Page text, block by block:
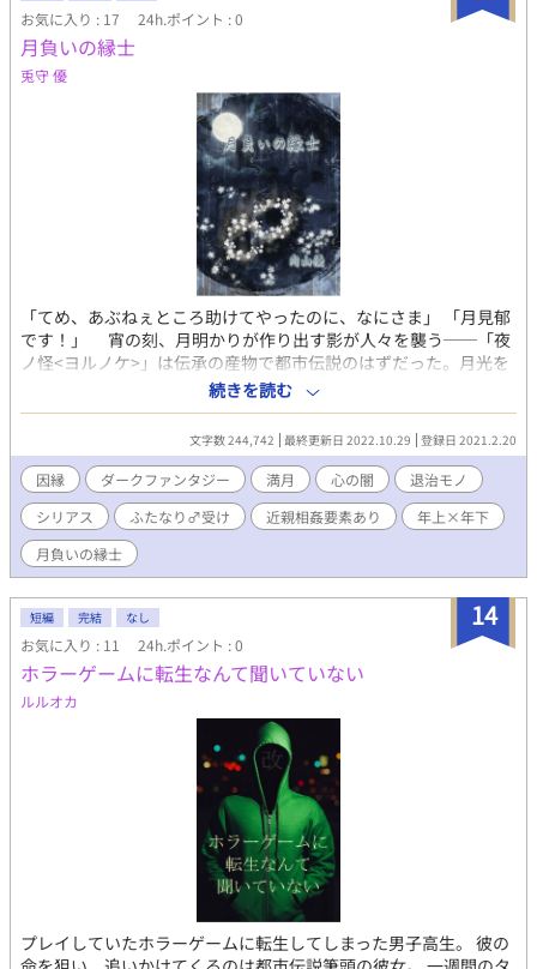
お気に入り : 17 24h.ポイント : 0
月負いの縁士
兎守 優
「てめ、あぶねぇところ助けてやったのに、なにさま」 「月見郁
です！」 宵の刻、月明かりが作り出す影が人々を襲う──「夜
ノ怪<ヨルノケ>」は伝承の産物で都市伝説のはずだった。月光を
覆う化け物──「月喰い<ツキクイ>」と彼らは呼ばれ、襲われた
者は日光に耐性が低くなり、昼行性動物としての特性が弱まり、
衰弱していく奇病「陽退症<ようたいしょう>」を患うとして、密
かに恐れられていた。 月夜のみ口が利ける「＂陽退症＂」を患
う、月見郁<つきみかおる>はバイトからの帰り道、月喰いと戦う
青年・成清葉月<なるせはつき>と出会う。 成清は国家公認の自
治組織──裏月<うらづき>一門で月喰いを退治する「影斬り<か
げきり>」として、特例措置により、帯刀や独自法の適用が許され
ていた。 「真っ暗でも目印になっていいですね、あなたの目っ
との戦いに巻き込んでしまったと自責の念から成清は、裏月第三
位・弥生の立華陽惟<たちばなはるい>の元へ連れていく。 「私の
目をじっと見つめていてくださいね」 重度の陽退症で病床に伏
せる彼は、人の意図や未来を見通す不思議な力を持っていた。人
離れした神通力を恐れ、誰も彼と目を合わせようとはしなかった
のだが、郁はそんな病に侵されていく透視の瞳を「美しい」との
ぞき込む。 断ち斬れぬ因縁と柵<しがらみ>の中で彼らは、這い
つくばり、もがき、求める声のする方へ手を伸ばす。 月喰いを
滅する宿命の血族・裏月<うらづき>十二門と月輪を覆う巨体・満
月食い<フルムーンイーター>との縁切り討伐譚。 罪と因縁の満
ち欠け、ダークファンタジーBL『月負いの縁士<えにし>』開幕。
続きを読む
文字数 244,742 最終更新日 2022.10.29 登録日 2021.2.20
因縁 ダークファンタジー 満月 心の闇
退治モノ
シリアス
ふたなり♂受け 近親相姦要素あり
年上×年下
月負いの縁士
14
短編 完結 なし
お気に入り : 11 24h.ポイント : 0
ホラーゲームに転生なんて聞いていない
ルルオカ
プレイしていたホラーゲームに転生してしまった男子高生。 彼の